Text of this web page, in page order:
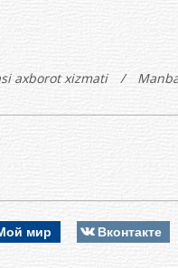
axborot xizmati /
мир Вконтакте